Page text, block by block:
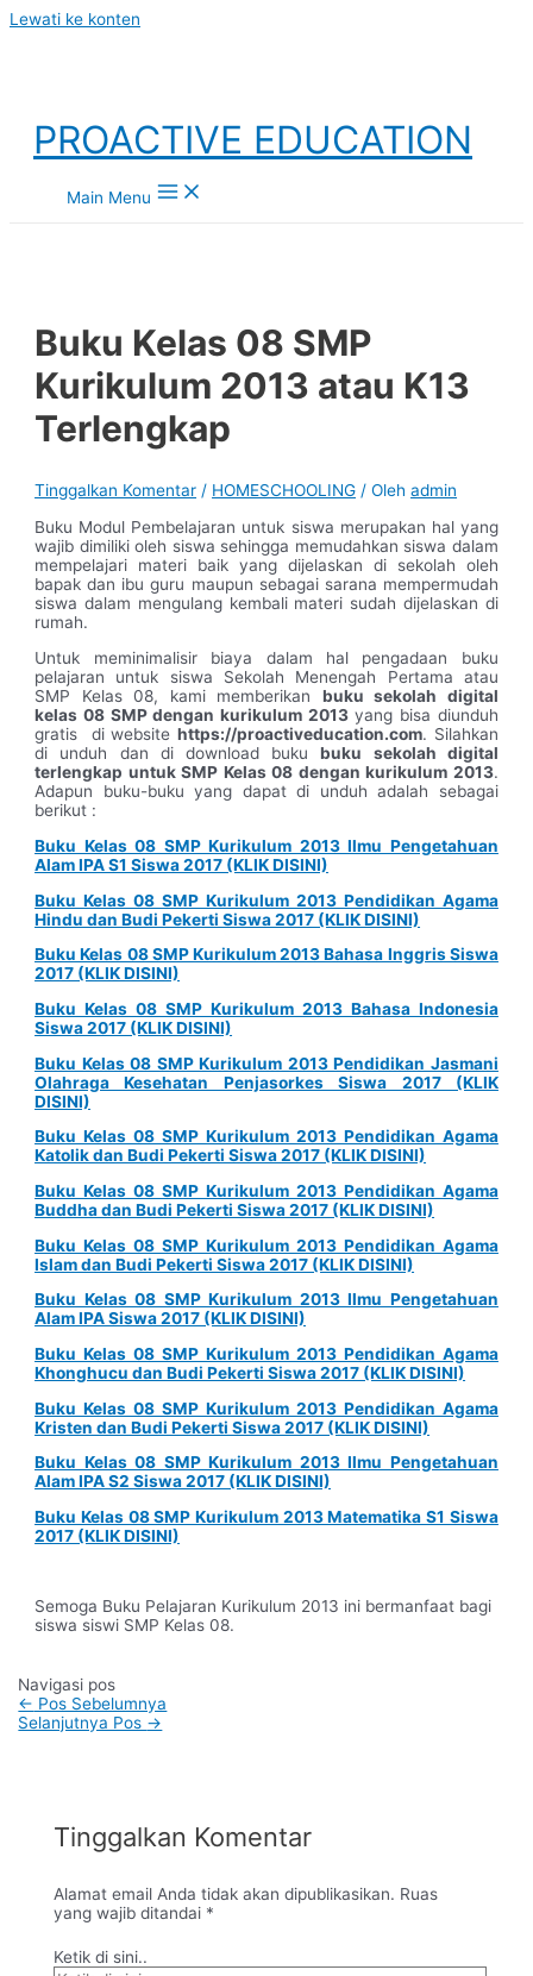
Lewati ke konten
PROACTIVE EDUCATION
Main Menu
Buku Kelas 08 SMP
Kurikulum 2013 atau K13
Terlengkap
Tinggalkan Komentar / HOMESCHOOLING / Olehadmin
Buku Modul Pembelajaran untuk siswa merupakan hal yang
wajib dimiliki oleh siswa sehingga memudahkan siswa dalam
mempelajari materi baik yang dijelaskan di sekolah oleh
bapak dan ibu guru maupun sebagai sarana mempermudah
siswa dalam mengulang kembali materi sudah dijelaskan di
rumah.
Untuk meminimalisir biaya dalam hal pengadaan buku
pelajaran untuk siswa Sekolah Menengah Pertama atau
SMP Kelas 08, kami memberikan buku sekolah digital
kelas 08 SMP dengan kurikulum 2013yang bisa diunduh
gratis di websitehttps://proactiveducation.com. Silahkan
di unduh dan di download bukubuku sekolah digital
terlengkap untuk SMP Kelas 08 dengan kurikulum 2013.
Adapun buku-buku yang dapat di unduh adalah sebagai
berikut :
Buku Kelas 08 SMP Kurikulum 2013 Ilmu Pengetahuan
Alam IPA S1 Siswa 2017 (KLIK DISINI)
Buku Kelas 08 SMP Kurikulum 2013 Pendidikan Agama
Hindu dan Budi Pekerti Siswa 2017 (KLIK DISINI)
Buku Kelas 08 SMP Kurikulum 2013 Bahasa Inggris Siswa
2017 (KLIK DISINI)
Buku Kelas 08 SMP Kurikulum 2013 Bahasa Indonesia
Siswa 2017 (KLIK DISINI)
Buku Kelas 08 SMP Kurikulum 2013 Pendidikan Jasmani
Olahraga Kesehatan Penjasorkes Siswa 2017 (KLIK
DISINI)
Buku Kelas 08 SMP Kurikulum 2013 Pendidikan Agama
Katolik dan Budi Pekerti Siswa 2017 (KLIK DISINI)
Buku Kelas 08 SMP Kurikulum 2013 Pendidikan Agama
Buddha dan Budi Pekerti Siswa 2017 (KLIK DISINI)
Buku Kelas 08 SMP Kurikulum 2013 Pendidikan Agama
Islam dan Budi Pekerti Siswa 2017 (KLIK DISINI)
Buku Kelas 08 SMP Kurikulum 2013 Ilmu Pengetahuan
Alam IPA Siswa 2017 (KLIK DISINI)
Buku Kelas 08 SMP Kurikulum 2013 Pendidikan Agama
Khonghucu dan Budi Pekerti Siswa 2017 (KLIK DISINI)
Buku Kelas 08 SMP Kurikulum 2013 Pendidikan Agama
Kristen dan Budi Pekerti Siswa 2017 (KLIK DISINI)
Buku Kelas 08 SMP Kurikulum 2013 Ilmu Pengetahuan
Alam IPA S2 Siswa 2017 (KLIK DISINI)
Buku Kelas 08 SMP Kurikulum 2013 Matematika S1 Siswa
2017 (KLIK DISINI)
Semoga Buku Pelajaran Kurikulum 2013 ini bermanfaat bagi
siswa siswi SMP Kelas 08.
Navigasi pos
← Pos Sebelumnya
Selanjutnya Pos →
Tinggalkan Komentar
Alamat email Anda tidak akan dipublikasikan. Ruas
yang wajib ditandai *
Ketik di sini..